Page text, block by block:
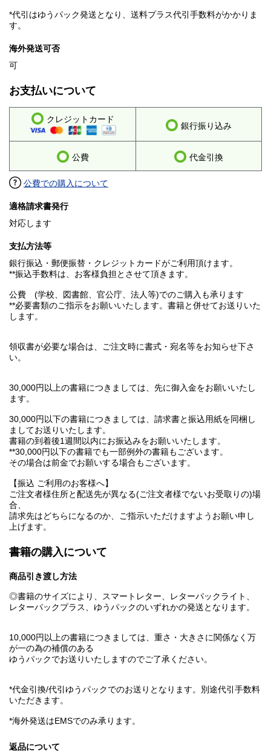
*代引はゆうパック発送となり、送料プラス代引手数料がかかりま
す。
海外発送可否
可
お支払いについて
クレジットカード
銀行振り込み
公費 代金引換
公費での購入について
適格請求書発行
対応します
支払方法等
銀行振込・郵便振替・クレジットカードがご利用頂けます。
**振込手数料は、お客様負担とさせて頂きます。
公費 (学校、図書館、官公庁、法人等)でのご購入も承ります
**必要書類のご指示をお願いいたします。書籍と併せてお送りいた
します。
領収書が必要な場合は、ご注文時に書式・宛名等をお知らせ下さ
い。
30,000円以上の書籍につきましては、先に御入金をお願いいたし
ます。
30,000円以下の書籍につきましては、請求書と振込用紙を同梱し
ましてお送りいたします。
書籍の到着後1週間以内にお振込みをお願いいたします。
**30,000円以下の書籍でも一部例外の書籍もございます。
その場合は前金でお願いする場合もございます。
【振込 ご利用のお客様へ】
ご注文者様住所と配送先が異なる(ご注文者様でないお受取りの)場
合、
請求先はどちらになるのか、ご指示いただけますようお願い申し
上げます。
書籍の購入について
商品引き渡し方法
◎書籍のサイズにより、スマートレター、レターパックライト、
レターパックプラス、ゆうパックのいずれかの発送となります。
10,000円以上の書籍につきましては、重さ・大きさに関係なく万
が一の為の補償のある
ゆうパックでお送りいたしますのでご了承ください。
*代金引換/代引ゆうパックでのお送りとなります。別途代引手数料
いただきます。
*海外発送はEMSでのみ承ります。
返品について